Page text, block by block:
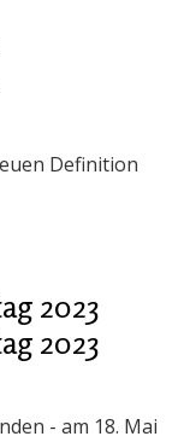
Definition
2023
2023
- am 18. Mai